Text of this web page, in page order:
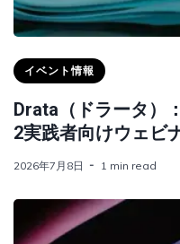
イベント情報
Drata（ドラータ）
2実践者向けウェビ
2026年7月8日 1 min read